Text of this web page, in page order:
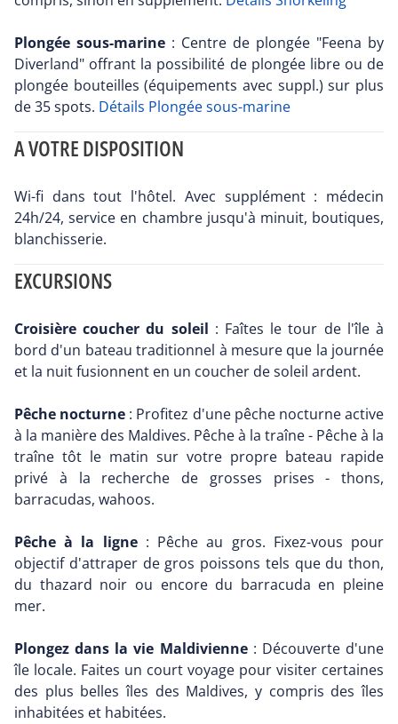
Plongée sous-marine : Centre de plongée "Feena by
Diverland" offrant la possibilité de plongée libre ou de
plongée bouteilles (équipements avec suppl.) sur plus
de 35 spots. Détails Plongée sous-marine
A VOTRE DISPOSITION
Wi-fi dans tout l'hôtel. Avec supplément : médecin
24h/24, service en chambre jusqu'à minuit, boutiques,
blanchisserie.
EXCURSIONS
Croisière coucher du soleil : Faîtes le tour de l'île à
bord d'un bateau traditionnel à mesure que la journée
et la nuit fusionnent en un coucher de soleil ardent.
Pêche nocturne : Profitez d'une pêche nocturne active
à la manière des Maldives. Pêche à la traîne - Pêche à la
traîne tôt le matin sur votre propre bateau rapide
privé à la recherche de grosses prises - thons,
barracudas, wahoos.
Pêche à la ligne: Pêche au gros. Fixez-vous pour
objectif d'attraper de gros poissons tels que du thon,
du thazard noir ou encore du barracuda en pleine
mer.
Plongez dans la vie Maldivienne: Découverte d'une
île locale. Faites un court voyage pour visiter certaines
des plus belles îles des Maldives, y compris des îles
inhabitées et habitées.